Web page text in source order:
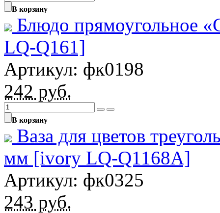
В корзину
Блюдо прямоугольное
LQ-Q161]
Артикул: фк0198
242 руб.
В корзину
Ваза для цветов
мм [ivory LQ-Q1168A]
Артикул: фк0325
243 руб.